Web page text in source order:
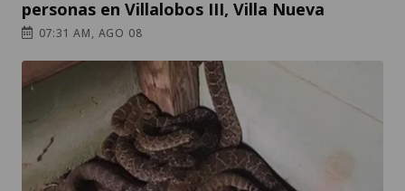
personas en Villalobos III, Villa Nueva
07:31 AM, AGO 08